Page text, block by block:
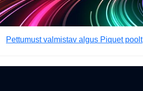
Pettumust valmistav algus Piquet poolt